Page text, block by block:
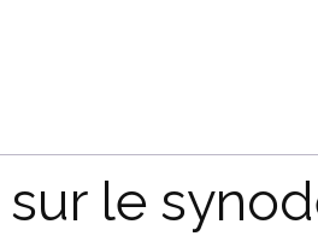
sur le